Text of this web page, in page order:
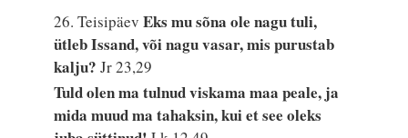
26. TeisipäevEks mu sõna ole nagu tuli,
ütleb Issand, või nagu vasar, mis purustab
kalju?Jr 23,29
Tuld olen ma tulnud viskama maa peale, ja
mida muud ma tahaksin, kui et see oleks